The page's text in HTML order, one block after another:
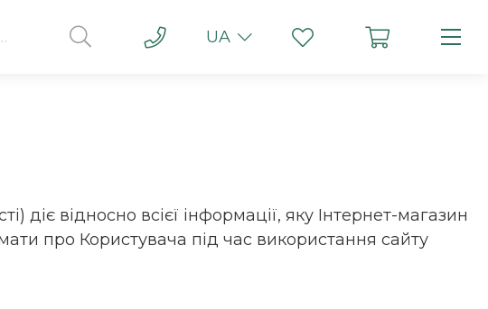
UA
діє відносно всієї інформації, яку Інтернет-магазин
про Користувача під час використання сайту